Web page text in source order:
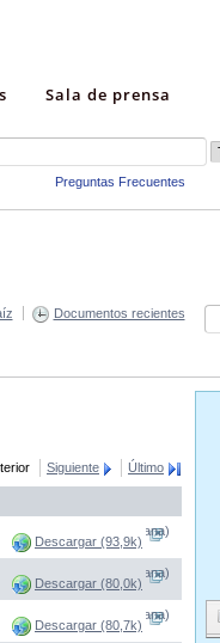
Sala de prensa
Preguntas Frecuentes
Documentos recientes
Siguiente Último
Descargar (93,9k)
(Abre una nueva ventana)
Descargar (80,0k)
(Abre una nueva ventana)
Descargar (80,7k)
(Abre una nueva ventana)